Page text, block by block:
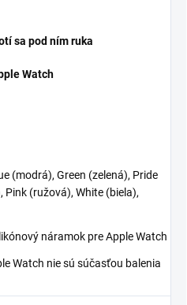
sa pod ním ruka
Watch
(modrá), Green (zelená), Pride
Pink (ružová), White (biela),
náramok pre Apple Watch
Watch nie sú súčasťou balenia